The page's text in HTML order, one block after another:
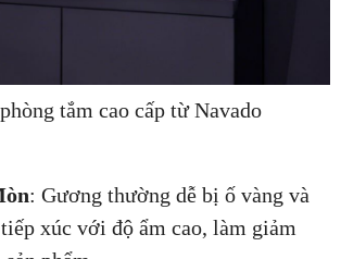
tắm cao cấp từ Navado
: Gương thường dễ bị ố vàng và
xúc với độ ẩm cao, làm giảm